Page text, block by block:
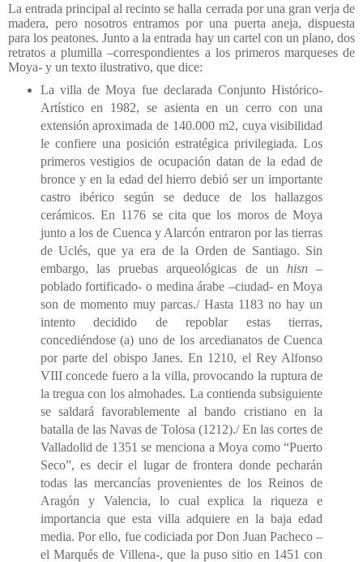
La entrada principal al recinto se halla cerrada por una gran verja de
madera, pero nosotros entramos por una puerta aneja, dispuesta
para los peatones. Junto a la entrada hay un cartel con un plano, dos
retratos a plumilla –correspondientes a los primeros marqueses de
Moya- y un texto ilustrativo, que dice:
La villa de Moya fue declarada Conjunto Histórico-
Artístico en 1982, se asienta en un cerro con una
extensión aproximada de 140.000 m2, cuya visibilidad
le confiere una posición estratégica privilegiada. Los
primeros vestigios de ocupación datan de la edad de
bronce y en la edad del hierro debió ser un importante
castro ibérico según se deduce de los hallazgos
cerámicos. En 1176 se cita que los moros de Moya
junto a los de Cuenca y Alarcón entraron por las tierras
de Uclés, que ya era de la Orden de Santiago. Sin
embargo, las pruebas arqueológicas de unhisn –
poblado fortificado- o medina árabe –ciudad- en Moya
son de momento muy parcas./ Hasta 1183 no hay un
intento decidido de repoblar estas tierras,
concediéndose (a) uno de los arcedianatos de Cuenca
por parte del obispo Janes. En 1210, el Rey Alfonso
VIII concede fuero a la villa, provocando la ruptura de
la tregua con los almohades. La contienda subsiguiente
se saldará favorablemente al bando cristiano en la
batalla de las Navas de Tolosa (1212)./ En las cortes de
Valladolid de 1351 se menciona a Moya como “Puerto
Seco”, es decir el lugar de frontera donde pecharán
todas las mercancías provenientes de los Reinos de
Aragón y Valencia, lo cual explica la riqueza e
importancia que esta villa adquiere en la baja edad
media. Por ello, fue codiciada por Don Juan Pacheco –
el Marqués de Villena-, que la puso sitio en 1451 con